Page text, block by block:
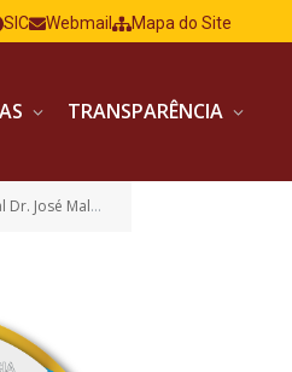
SIC Webmail Mapa do Site
TRANSPARÊNCIA
Brabo de Carvalho)